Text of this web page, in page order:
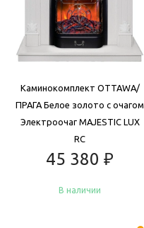
Каминокомплект OTTAWA/
ПРАГА Белое золото с очагом
Электроочаг MAJESTIC LUX
RC
45 380 ₽
В наличии